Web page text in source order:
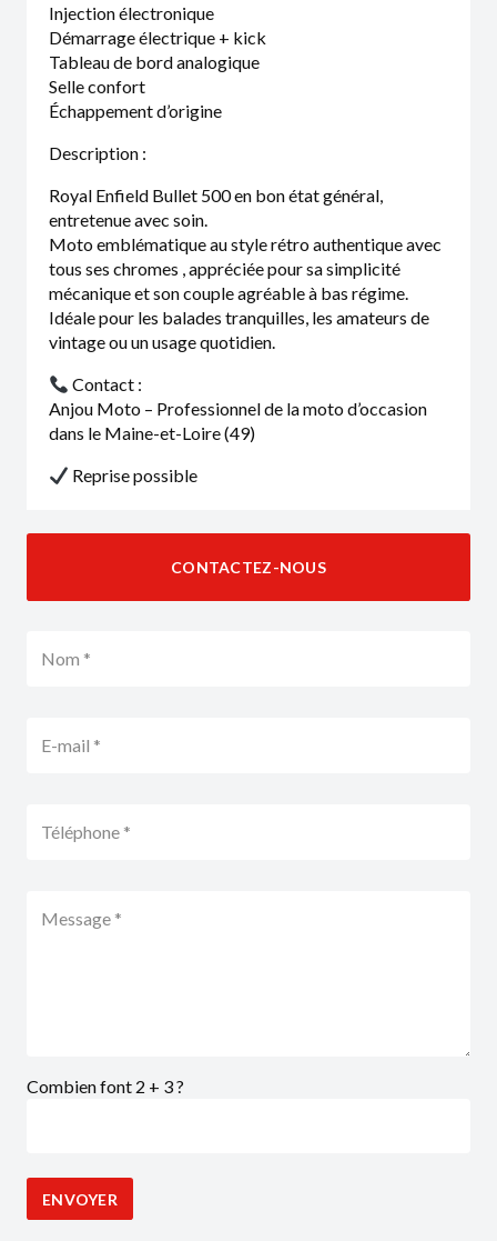
Injection électronique
Démarrage électrique + kick
Tableau de bord analogique
Selle confort
Échappement d’origine
Description :
Royal Enfield Bullet 500 en bon état général,
entretenue avec soin.
Moto emblématique au style rétro authentique avec
tous ses chromes , appréciée pour sa simplicité
mécanique et son couple agréable à bas régime.
Idéale pour les balades tranquilles, les amateurs de
vintage ou un usage quotidien.
Contact :
Anjou Moto – Professionnel de la moto d’occasion
dans le Maine-et-Loire (49)
Reprise possible
CONTACTEZ-NOUS
Combien font 2 + 3 ?